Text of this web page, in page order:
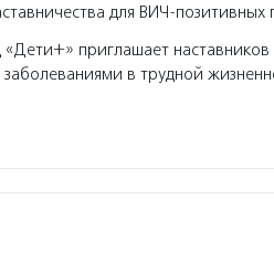
для ВИЧ-позитивных
приглашает
в трудной